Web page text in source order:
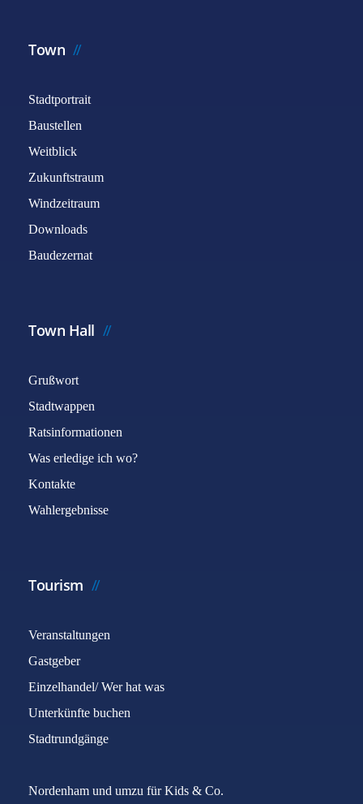
Town
Stadtportrait
Baustellen
Weitblick
Zukunftstraum
Windzeitraum
Downloads
Baudezernat
Town Hall
Grußwort
Stadtwappen
Ratsinformationen
Was erledige ich wo?
Kontakte
Wahlergebnisse
Tourism
Veranstaltungen
Gastgeber
Einzelhandel/ Wer hat was
Unterkünfte buchen
Stadtrundgänge
Nordenham und umzu für Kids & Co.